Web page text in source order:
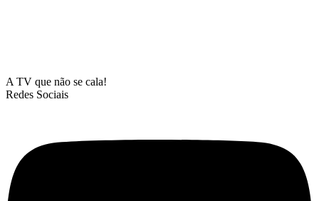
A TV que não se cala!
Redes Sociais